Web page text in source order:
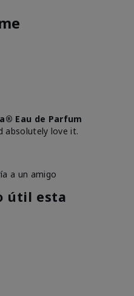
Eau de Parfum
absolutely love it.
a un amigo
útil esta